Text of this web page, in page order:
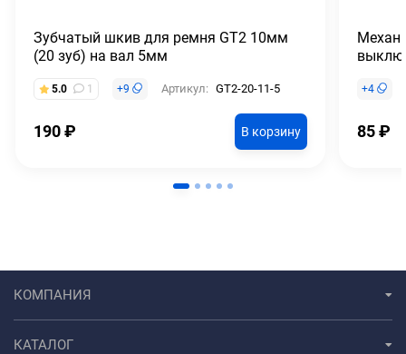
Зубчатый шкив для ремня GT2 10мм
(20 зуб) на вал 5мм
5.0 1 +9 Артикул: GT2-20-11-5
190₽ В корзину
+4
85₽
КОМПАНИЯ
КАТАЛОГ